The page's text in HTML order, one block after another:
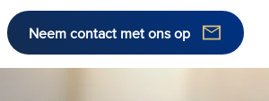
Neem contact met ons op